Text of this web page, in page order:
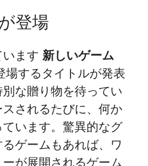
登場
ます 新しいゲーム
場するタイトルが発表
な贈り物を待ってい
されるたびに、何か
います。驚異的なグ
ゲームもあれば、ワ
が展開されるゲーム